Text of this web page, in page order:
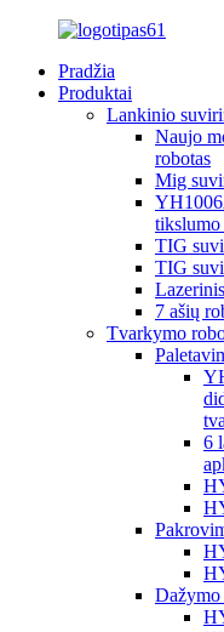
Pradžia
Produktai
Lankinio
Naujo
robotas
Mig
tikslumo
TIG
TIG
7 ašių
Tvarkymo
6
Dažymo